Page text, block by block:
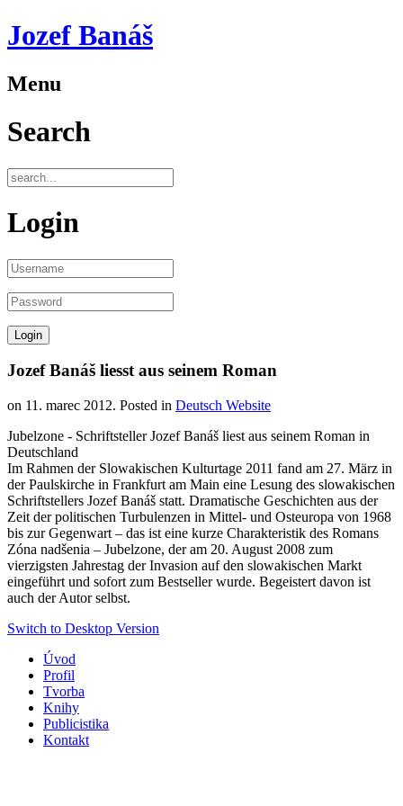
Jozef Banáš
Menu
Search
Login
Jozef Banáš liesst aus seinem Roman
on 11. marec 2012. Posted in Deutsch Website
Jubelzone - Schriftsteller Jozef Banáš liest aus seinem Roman in
Deutschland
Im Rahmen der Slowakischen Kulturtage 2011 fand am 27. März in
der Paulskirche in Frankfurt am Main eine Lesung des slowakischen
Schriftstellers Jozef Banáš statt. Dramatische Geschichten aus der
Zeit der politischen Turbulenzen in Mittel- und Osteuropa von 1968
bis zur Gegenwart – das ist eine kurze Charakteristik des Romans
Zóna nadšenia – Jubelzone, der am 20. August 2008 zum
vierzigsten Jahrestag der Invasion auf den slowakischen Markt
eingeführt und sofort zum Bestseller wurde. Begeistert davon ist
auch der Autor selbst.
Switch to Desktop Version
Úvod
Profil
Tvorba
Knihy
Publicistika
Kontakt